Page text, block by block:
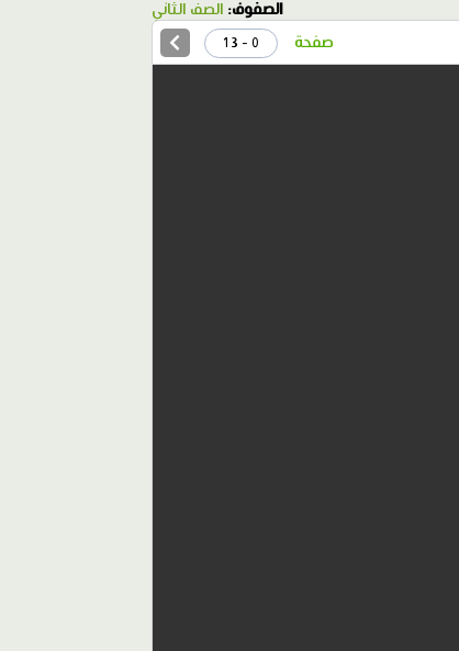
الصفوف: الصف الثاني
صفحة 0 - 13